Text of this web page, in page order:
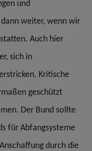
und
weiter, wenn wir
Auch hier
sich in
Kritische
geschützt
Der Bund sollte
für Abfangsysteme
durch die